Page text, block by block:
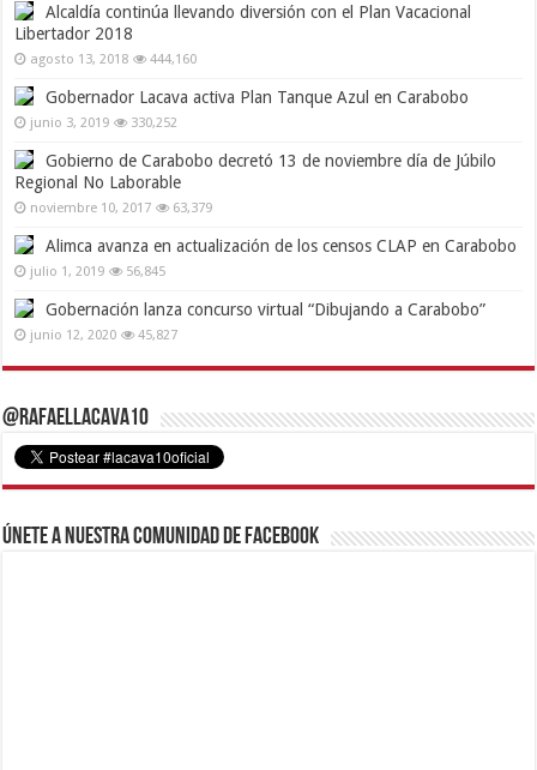
Alcaldía continúa llevando diversión con el Plan Vacacional
Libertador 2018
agosto 13, 2018 444,160
Gobernador Lacava activa Plan Tanque Azul en Carabobo
junio 3, 2019 330,252
Gobierno de Carabobo decretó 13 de noviembre día de Júbilo
Regional No Laborable
noviembre 10, 2017 63,379
Alimca avanza en actualización de los censos CLAP en Carabobo
julio 1, 2019 56,845
Gobernación lanza concurso virtual “Dibujando a Carabobo”
junio 12, 2020 45,827
@RafaelLacava10
Únete a nuestra comunidad de Facebook